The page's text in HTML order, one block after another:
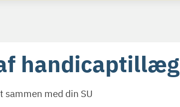
handicaptillæg
med din SU